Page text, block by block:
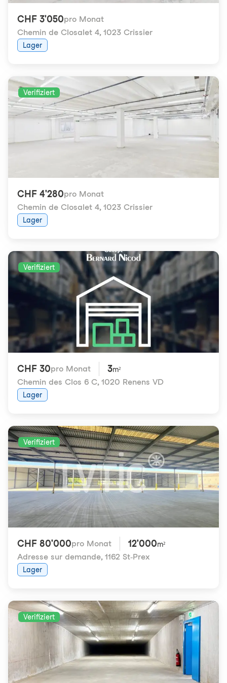
CHF 3'050pro Monat
Chemin de Closalet 4, 1023 Crissier
Lager
Verifiziert
CHF 4'280pro Monat
Chemin de Closalet 4, 1023 Crissier
Lager
Verifiziert
CHF 30pro Monat 3m²
Chemin des Clos 6 C, 1020 Renens VD
Lager
Verifiziert
CHF 80'000pro Monat 12'000m²
Adresse sur demande, 1162 St-Prex
Lager
Verifiziert